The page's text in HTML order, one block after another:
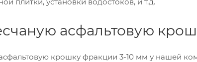
асфальтовую
крошку фракции 3-10 мм у нашей